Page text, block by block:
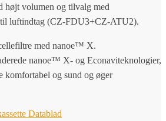
højt volumen og tilvalg med
luftindtag (CZ-FDU3+CZ-ATU2).
med nanoe™ X.
nanoe™ X- og Econaviteknologier,
komfortabel og sund og øger
Datablad